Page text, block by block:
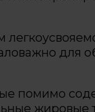
для
помимо
жировые